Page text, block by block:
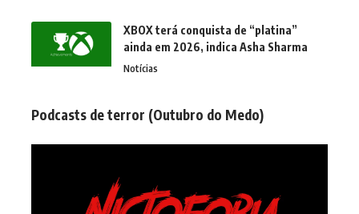
XBOX terá conquista de “platina”
ainda em 2026, indica Asha Sharma
Notícias
Podcasts de terror (Outubro do Medo)